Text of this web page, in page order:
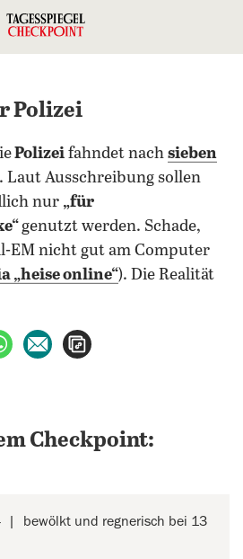
Polizei
Polizei fahndet nach sieben
. Laut Ausschreibung sollen
nur „für
genutzt werden. Schade,
EM nicht gut am Computer
„heise online“). Die Realität
teilen
X teilen
per WhatsApp teilen
per E-Mail teilen
Checkpoint:
bewölkt und regnerisch bei 13